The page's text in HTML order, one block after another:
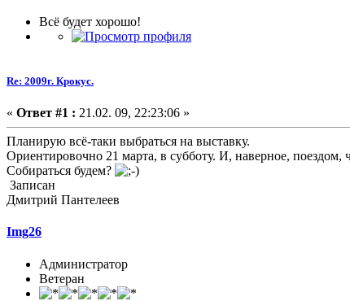
Всё будет хорошо!
Re: 2009г. Крокус.
« Ответ #1 : 21.02. 09, 22:23:06 »
Планирую всё-таки выбраться на выставку.
Ориентировочно 21 марта, в субботу. И, наверное, поездом,
Собираться будем?
Записан
Дмитрий Пантелеев
Img26
Администратор
Ветеран